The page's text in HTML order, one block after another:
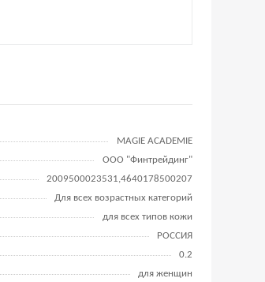
MAGIE ACADEMIE
ООО "Финтрейдинг"
2009500023531,4640178500207
Для всех возрастных категорий
для всех типов кожи
РОССИЯ
0.2
для женщин